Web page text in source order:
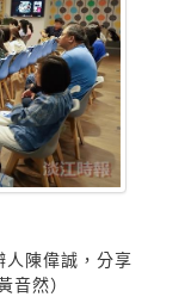
陳偉誠，分享
音然）